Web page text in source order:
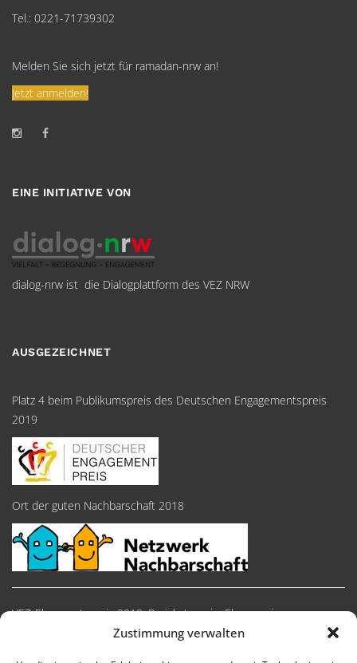
Zustimmung verwalten
Tel.: 0221-71739302
Melden Sie sich jetzt für ramadan-nrw an!
Jetzt anmelden!
EINE INITIATIVE VON
dialog-nrw ist die Dialogplattform des VEZ NRW
AUSGEZEICHNET
Platz 4 beim Publikumspreis des Deutschen Engagementspreis
2019
Ort der guten Nachbarschaft 2018
VEZ-Ehrenamtspreis 2018, Preiskategorie: Ehrenpreise